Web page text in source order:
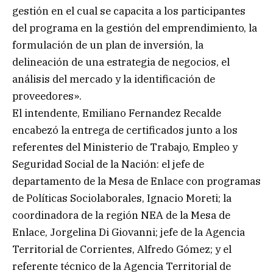
gestión en el cual se capacita a los participantes
del programa en la gestión del emprendimiento, la
formulación de un plan de inversión, la
delineación de una estrategia de negocios, el
análisis del mercado y la identificación de
proveedores».
El intendente, Emiliano Fernandez Recalde
encabezó la entrega de certificados junto a los
referentes del Ministerio de Trabajo, Empleo y
Seguridad Social de la Nación: el jefe de
departamento de la Mesa de Enlace con programas
de Políticas Sociolaborales, Ignacio Moreti; la
coordinadora de la región NEA de la Mesa de
Enlace, Jorgelina Di Giovanni; jefe de la Agencia
Territorial de Corrientes, Alfredo Gómez; y el
referente técnico de la Agencia Territorial de